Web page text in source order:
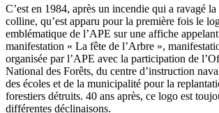
C’est en 1984, après un incendie qui a ravagé la
colline, qu’est apparu pour la première fois le
emblématique de l’APE sur une affiche
manifestation « La fête de l’Arbre »,
organisée par l’APE avec la participation de
National des Forêts, du centre d’instruction
des écoles et de la municipalité pour la
forestiers détruits. 40 ans après, ce logo est
différentes déclinaisons.